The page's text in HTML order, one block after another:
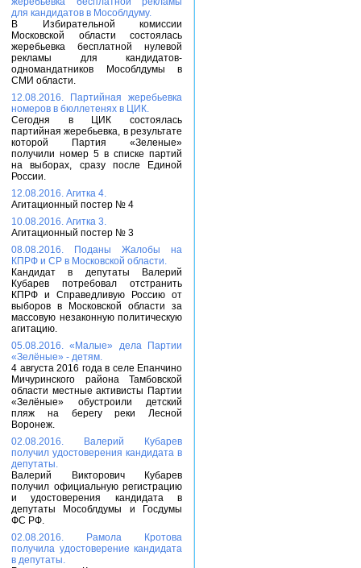
для кандидатов в Мособлдуму.
В Избирательной комиссии
Московской области состоялась
жеребьевка бесплатной нулевой
рекламы для кандидатов-
одномандатников Мособлдумы в
СМИ области.
12.08.2016. Партийная жеребьевка
номеров в бюллетенях в ЦИК.
Сегодня в ЦИК состоялась
партийная жеребьевка, в результате
которой Партия «Зеленые»
получили номер 5 в списке партий
на выборах, сразу после Единой
России.
12.08.2016. Агитка 4.
Агитационный постер № 4
10.08.2016. Агитка 3.
Агитационный постер № 3
08.08.2016. Поданы Жалобы на
КПРФ и СР в Московской области.
Кандидат в депутаты Валерий
Кубарев потребовал отстранить
КПРФ и Справедливую Россию от
выборов в Московской области за
массовую незаконную политическую
агитацию.
05.08.2016. «Малые» дела Партии
«Зелёные» - детям.
4 августа 2016 года в селе Епанчино
Мичуринского района Тамбовской
области местные активисты Партии
«Зелёные» обустроили детский
пляж на берегу реки Лесной
Воронеж.
02.08.2016. Валерий Кубарев
получил удостоверения кандидата в
депутаты.
Валерий Викторович Кубарев
получил официальную регистрацию
и удостоверения кандидата в
депутаты Мособлдумы и Госдумы
ФС РФ.
02.08.2016. Рамола Кротова
получила удостоверение кандидата
в депутаты.